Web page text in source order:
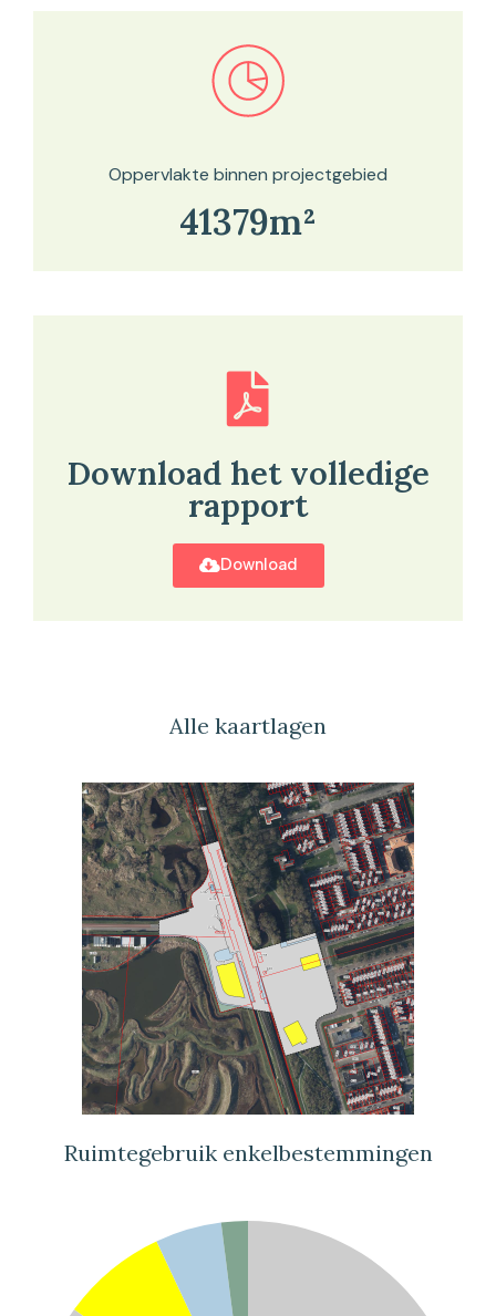
Bekijk in onze kaartviewer
Oppervlakte binnen projectgebied
41379m²
Download het volledige
rapport
Download
Alle kaartlagen
Ruimtegebruik enkelbestemmingen